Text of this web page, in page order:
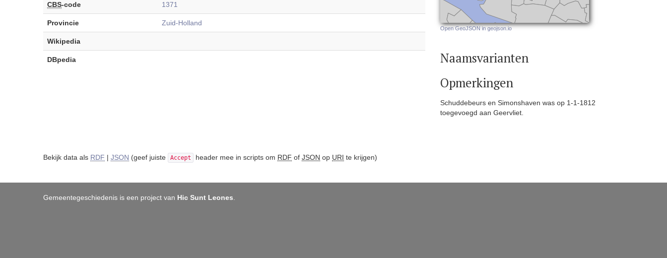
CBS-code 1371
Provincie Zuid-Holland
Wikipedia
DBpedia
Open GeoJSON in geojson.io
Naamsvarianten
Opmerkingen
Schuddebeurs en Simonshaven was op 1-1-1812
toegevoegd aan Geervliet.
Bekijk data als RDF | JSON (geef juiste Accept header mee in scripts om RDF of JSON op URI te krijgen)
Gemeentegeschiedenis is een project van Hic Sunt Leones